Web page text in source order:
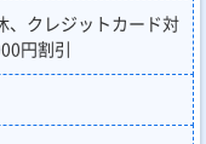
、クレジットカード対
円割引